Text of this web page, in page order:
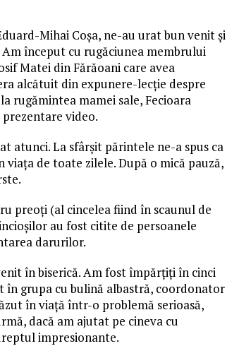
Mihai Coșa, ne-au urat bun venit și
început cu rugăciunea membrului
Matei din Fărăoani care avea
alcătuit din expunere-lecție despre
rugămintea mamei sale, Fecioara
video.
atunci. La sfârșit părintele ne-a spus ca
de toate zilele. După o mică pauză,
preoți (al cincelea fiind în scaunul de
au fost citite de persoanele
darurilor.
în biserică. Am fost împărțiți în cinci
în grupa cu bulină albastră, coordonator
în viață într-o problemă serioasă,
dacă am ajutat pe cineva cu
impresionante.